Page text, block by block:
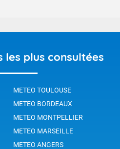
les plus consultées
METEO TOULOUSE
METEO BORDEAUX
METEO MONTPELLIER
METEO MARSEILLE
METEO ANGERS